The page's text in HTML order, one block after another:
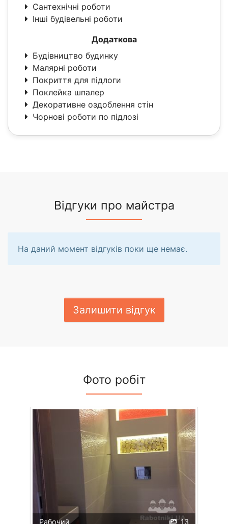
Сантехнічні роботи
Інші будівельні роботи
Додаткова
Будівництво будинку
Малярні роботи
Покриття для підлоги
Поклейка шпалер
Декоративне оздоблення стін
Чорнові роботи по підлозі
Відгуки про майстра
На даний момент відгуків поки ще немає.
Залишити відгук
Фото робіт
13
Рабочий